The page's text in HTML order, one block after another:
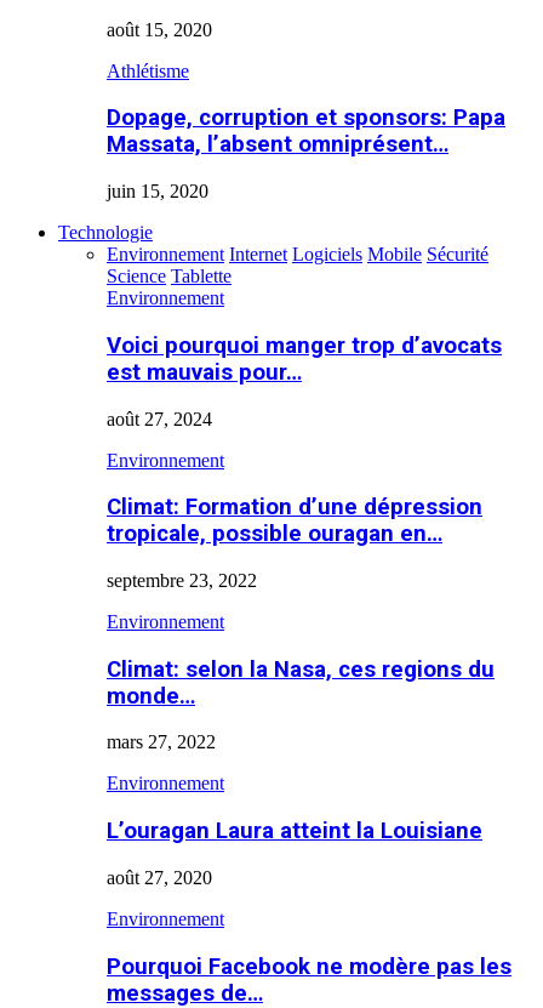
août 15, 2020
Athlétisme
Dopage, corruption et sponsors: Papa
Massata, l’absent omniprésent…
juin 15, 2020
Technologie
Environnement Internet Logiciels Mobile Sécurité
Science Tablette
Environnement
Voici pourquoi manger trop d’avocats
est mauvais pour…
août 27, 2024
Environnement
Climat: Formation d’une dépression
tropicale, possible ouragan en…
septembre 23, 2022
Environnement
Climat: selon la Nasa, ces regions du
monde…
mars 27, 2022
Environnement
L’ouragan Laura atteint la Louisiane
août 27, 2020
Environnement
Pourquoi Facebook ne modère pas les
messages de…